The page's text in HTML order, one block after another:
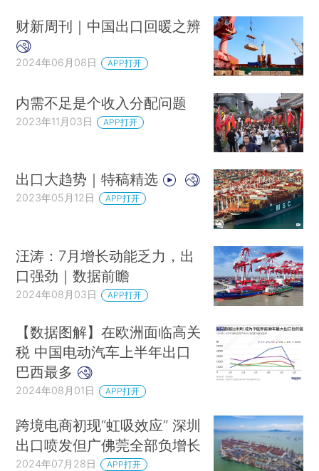
财新周刊｜中国出口回暖之辨
2024年06月08日 APP打开
内需不足是个收入分配问题
2023年11月03日 APP打开
出口大趋势｜特稿精选
2023年05月12日 APP打开
汪涛：7月增长动能乏力，出
口强劲｜数据前瞻
2024年08月03日 APP打开
【数据图解】在欧洲面临高关
税 中国电动汽车上半年出口
巴西最多
2024年08月01日 APP打开
跨境电商初现“虹吸效应” 深圳
出口喷发但广佛莞全部负增长
2024年07月28日 APP打开